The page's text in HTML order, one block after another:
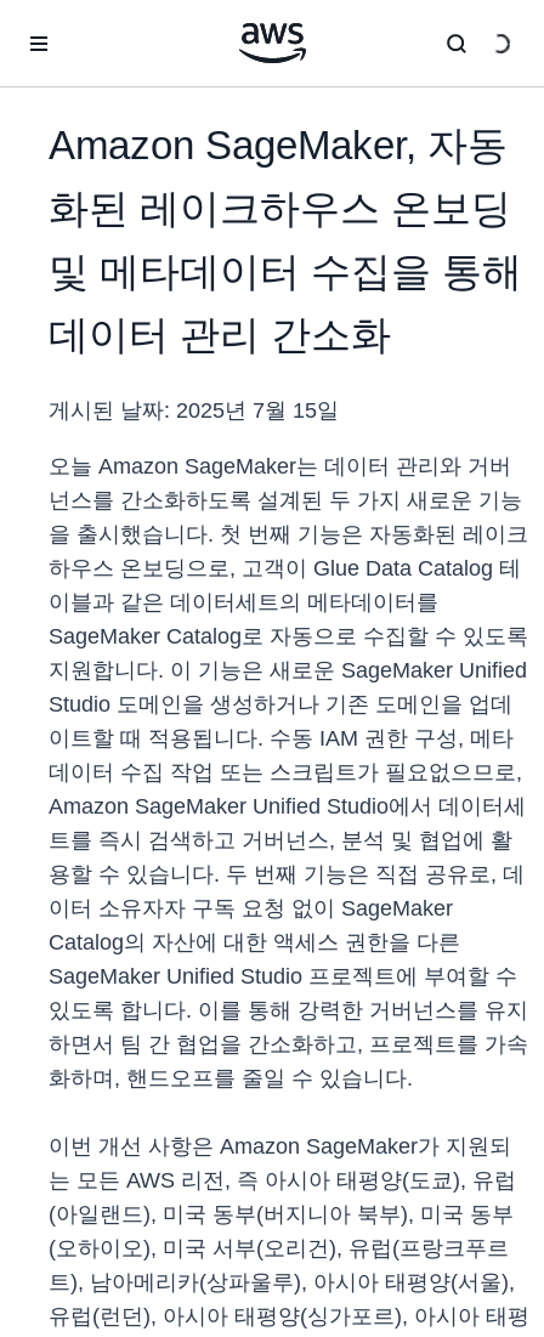
Amazon SageMaker, 자동
화된 레이크하우스 온보딩
및 메타데이터 수집을 통해
데이터 관리 간소화
게시된 날짜: 2025년 7월 15일
오늘 Amazon SageMaker는 데이터 관리와 거버
넌스를 간소화하도록 설계된 두 가지 새로운 기능
을 출시했습니다. 첫 번째 기능은 자동화된 레이크
하우스 온보딩으로, 고객이 Glue Data Catalog 테
이블과 같은 데이터세트의 메타데이터를
SageMaker Catalog로 자동으로 수집할 수 있도록
지원합니다. 이 기능은 새로운 SageMaker Unified
Studio 도메인을 생성하거나 기존 도메인을 업데
이트할 때 적용됩니다. 수동 IAM 권한 구성, 메타
데이터 수집 작업 또는 스크립트가 필요없으므로,
Amazon SageMaker Unified Studio에서 데이터세
트를 즉시 검색하고 거버넌스, 분석 및 협업에 활
용할 수 있습니다. 두 번째 기능은 직접 공유로, 데
이터 소유자자 구독 요청 없이 SageMaker
Catalog의 자산에 대한 액세스 권한을 다른
SageMaker Unified Studio 프로젝트에 부여할 수
있도록 합니다. 이를 통해 강력한 거버넌스를 유지
하면서 팀 간 협업을 간소화하고, 프로젝트를 가속
화하며, 핸드오프를 줄일 수 있습니다.
이번 개선 사항은 Amazon SageMaker가 지원되
는 모든 AWS 리전, 즉 아시아 태평양(도쿄), 유럽
(아일랜드), 미국 동부(버지니아 북부), 미국 동부
(오하이오), 미국 서부(오리건), 유럽(프랑크푸르
트), 남아메리카(상파울루), 아시아 태평양(서울),
유럽(런던), 아시아 태평양(싱가포르), 아시아 태평